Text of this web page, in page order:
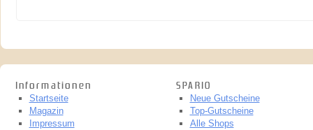
Informationen
Startseite
Magazin
Impressum
SPARIO
Neue Gutscheine
Top-Gutscheine
Alle Shops